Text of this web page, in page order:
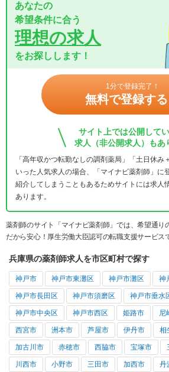
あなたの
希望条件に合う
理想の求人
をお探しします！
1分で登録完了！
無料で登録する
サイト上では公開して
求人（非公開求人）もあ
「高年収かつ転勤なしの調剤薬局」「土日休み
いった人気求人の場合、「マイナビ薬剤師」に
紹介してしまうこともあるためサイトには求人
あります。
薬剤師のサイト「マイナビ薬剤師」では、希望通り
だから安心！厚生労働大臣認可の転職支援サービス
兵庫県の薬剤師求人を市区町村で探す
神戸市 神戸市東灘区 神戸市灘区 神
神戸市長田区 神戸市須磨区 神戸市垂水
神戸市中央区 神戸市西区 姫路市 尼
西宮市 洲本市 芦屋市 伊丹市 相
加古川市 赤穂市 西脇市 宝塚市
川西市 小野市 三田市 加西市 丹